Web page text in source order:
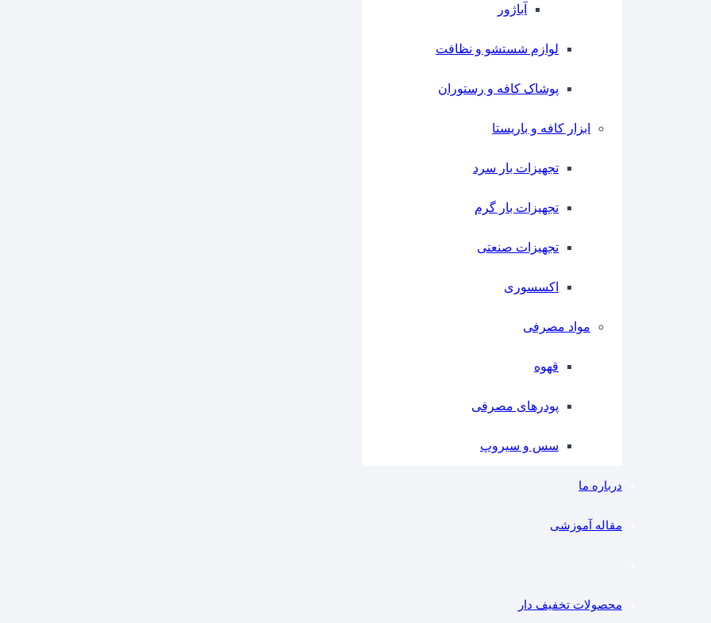
آباژور
لوازم شستشو و نظافت
پوشاک کافه و رستوران
ابزار کافه و باریستا
تجهیزات بار سرد
تجهیزات بار گرم
تجهیزات صنعتی
اکسسوری
مواد مصرفی
قهوه
پودرهای مصرفی
سس و سیروپ
درباره ما
مقاله آموزشی
محصولات تخفیف دار